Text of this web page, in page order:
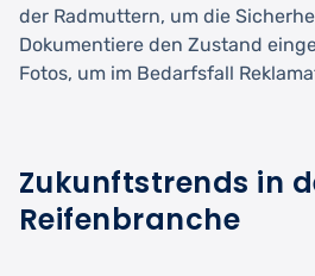
der Radmuttern, um die
Dokumentiere den Zustand
Fotos, um im Bedarfsfall
Zukunftstrends in
Reifenbranche